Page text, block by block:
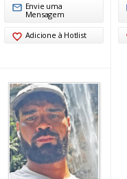
Envie uma
Mensagem
Adicione à Hotlist